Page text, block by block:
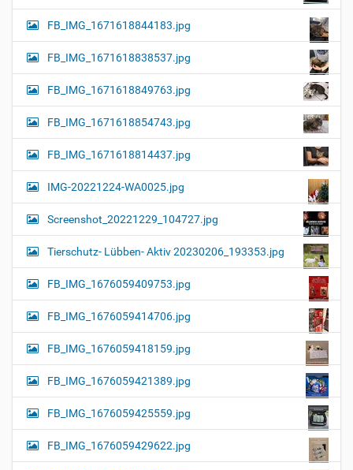
FB_IMG_1671618844183.jpg
FB_IMG_1671618838537.jpg
FB_IMG_1671618849763.jpg
FB_IMG_1671618854743.jpg
FB_IMG_1671618814437.jpg
IMG-20221224-WA0025.jpg
Screenshot_20221229_104727.jpg
Tierschutz- Lübben- Aktiv 20230206_193353.jpg
FB_IMG_1676059409753.jpg
FB_IMG_1676059414706.jpg
FB_IMG_1676059418159.jpg
FB_IMG_1676059421389.jpg
FB_IMG_1676059425559.jpg
FB_IMG_1676059429622.jpg